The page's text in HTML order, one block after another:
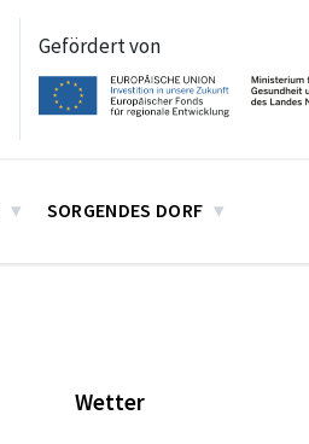
Gefördert von
SORGENDES DORF
Wetter